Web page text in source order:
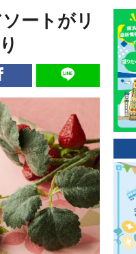
ートがリ